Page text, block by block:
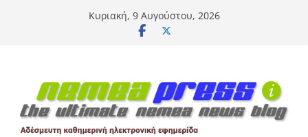
Κυριακή, 9 Αυγούστου, 2026